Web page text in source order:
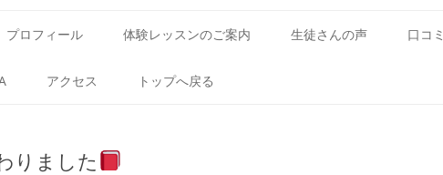
ン
テ
れる理由
プロフィール 体験レッスンのご案内 生徒さんの声 口コミ
アクセス トップへ戻る
りました